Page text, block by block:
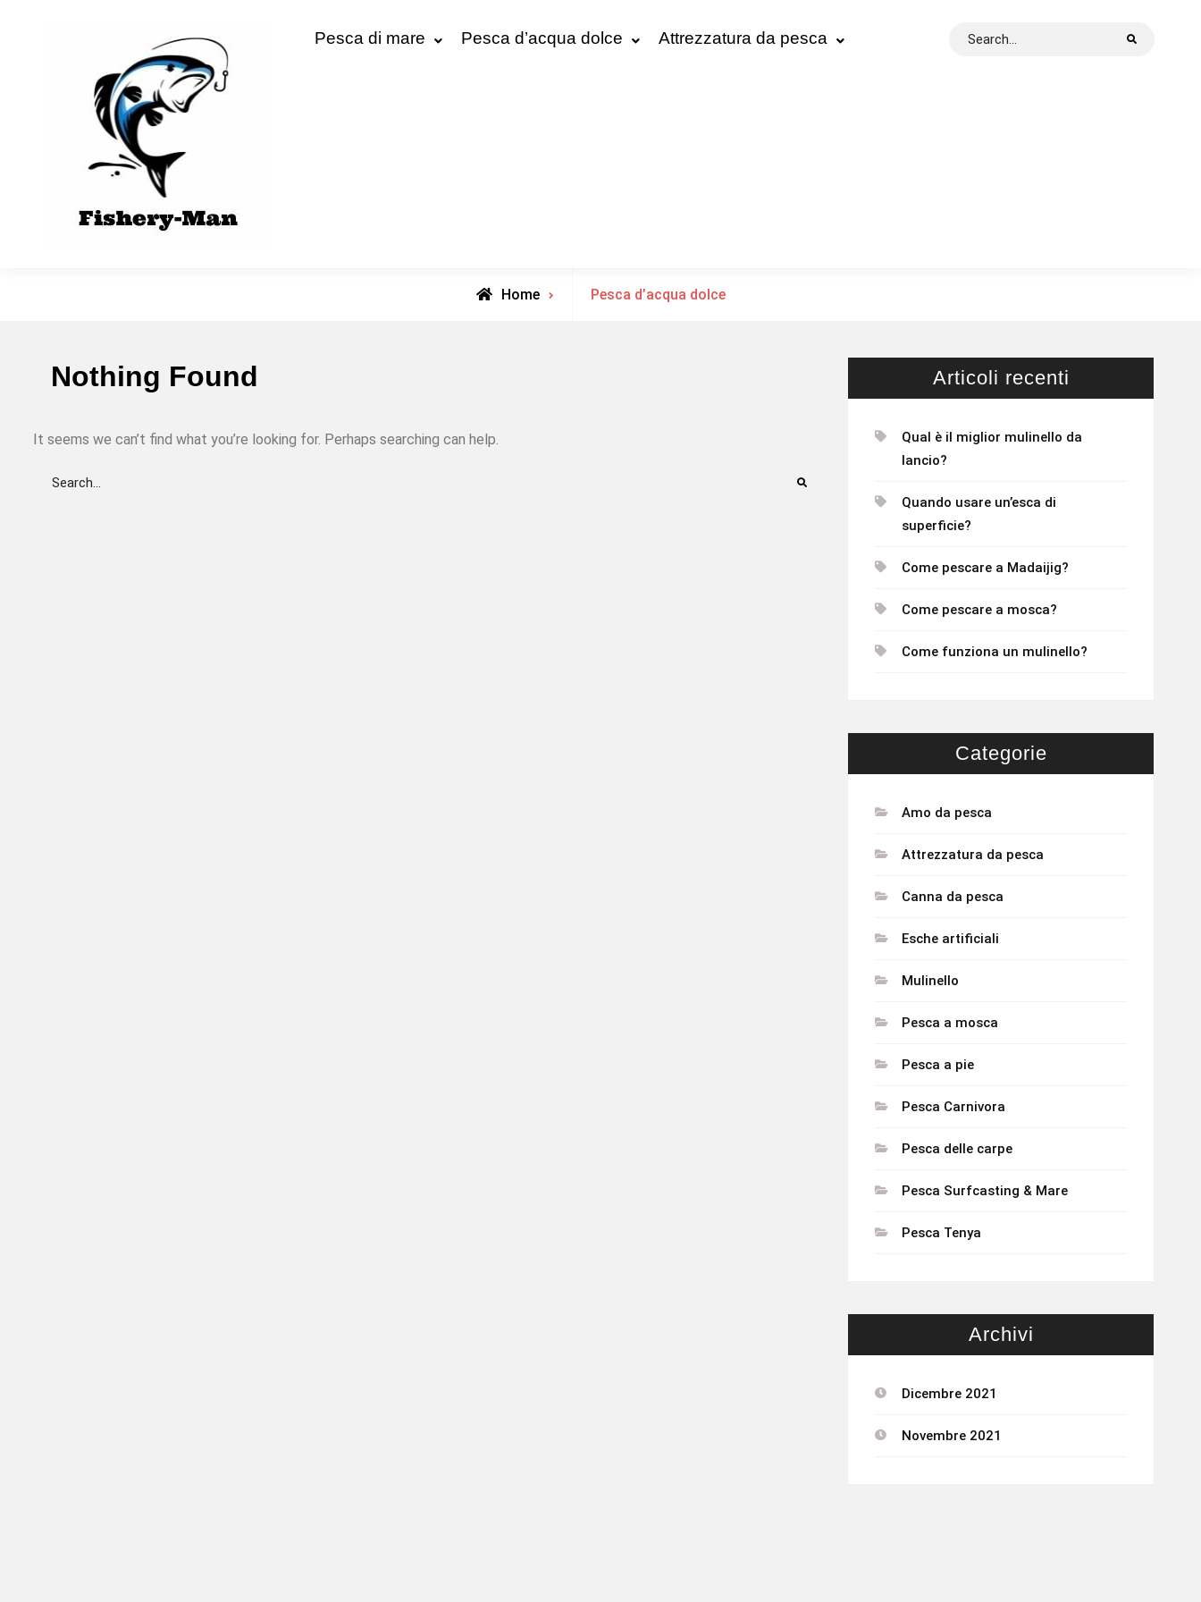
fishery-man Pesca di mare Pesca d’acqua dolce Attrezzatura da pesca
Search
Home
Archive
Pesca d’acqua dolce
Nothing Found
It seems we can’t find what you’re looking for. Perhaps searching can help.
Search
Articoli recenti
Qual è il miglior mulinello da
lancio?
Quando usare un’esca di
superficie?
Come pescare a Madaijig?
Come pescare a mosca?
Come funziona un mulinello?
Categorie
Amo da pesca
Attrezzatura da pesca
Canna da pesca
Esche artificiali
Mulinello
Pesca a mosca
Pesca a pie
Pesca Carnivora
Pesca delle carpe
Pesca Surfcasting & Mare
Pesca Tenya
Archivi
Dicembre 2021
Novembre 2021